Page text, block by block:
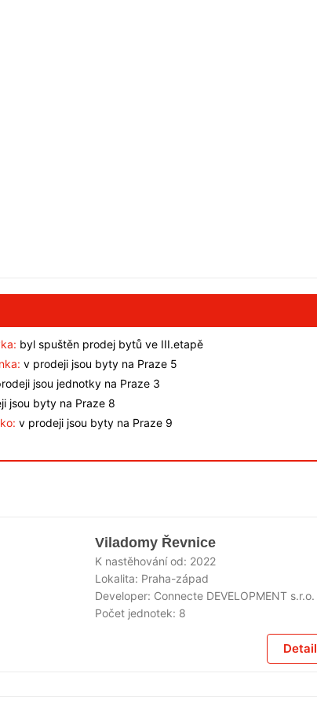
byl spuštěn prodej bytů ve III.etapě
v prodeji jsou byty na Praze 5
jsou jednotky na Praze 3
jsou byty na Praze 8
v prodeji jsou byty na Praze 9
Viladomy Řevnice
K nastěhování od: 2022
Lokalita: Praha-západ
Developer: Connecte DEVELOPMENT s.r.o.
Počet jednotek: 8
Detail